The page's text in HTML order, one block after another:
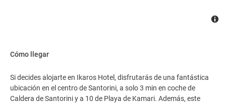
Cómo llegar
Si decides alojarte en Ikaros Hotel, disfrutarás de una fantástica
ubicación en el centro de Santorini, a solo 3 min en coche de
Caldera de Santorini y a 10 de Playa de Kamari. Además, este